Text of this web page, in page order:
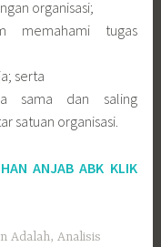
Adalah
Perawat
Perawat Pelaksana,
Jabatan Perawat
, ANJAB, anjab
Terampil,Anjab